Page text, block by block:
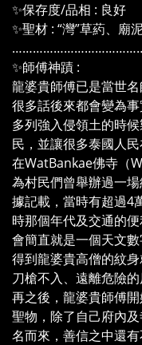
✨保存度/品相 : 良好
✨聖材 : “灣”草葯
✨師傅神蹟 :
龍婆貴師傅已是當世
很多話後來都會變為
多列強入侵領土的時
民，並讓很多泰國人民
在WatBankae佛寺（
為村民們曾舉辦過一場
據記載，當時有超過4
時那個年代及交通的
會簡直就是一個天文
得到龍婆貴高僧的紋
刀槍不入、遠離危險的
再之後，龍婆貴師傅
聖物，除了自己府內
名而來，善信之中還